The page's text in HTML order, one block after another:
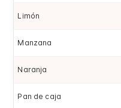
Limón
Manzana
Naranja
Pan de caja